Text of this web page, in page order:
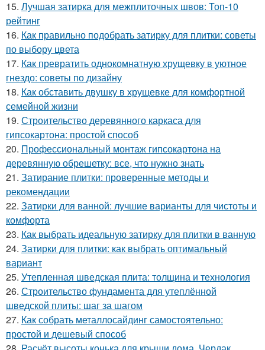
15. Лучшая затирка для межплиточных швов: Топ-10
рейтинг
16. Как правильно подобрать затирку для плитки: советы
по выбору цвета
17. Как превратить однокомнатную хрущевку в уютное
гнездо: советы по дизайну
18. Как обставить двушку в хрущевке для комфортной
семейной жизни
19. Строительство деревянного каркаса для
гипсокартона: простой способ
20. Профессиональный монтаж гипсокартона на
деревянную обрешетку: все, что нужно знать
21. Затирание плитки: проверенные методы и
рекомендации
22. Затирки для ванной: лучшие варианты для чистоты и
комфорта
23. Как выбрать идеальную затирку для плитки в ванную
24. Затирки для плитки: как выбрать оптимальный
вариант
25. Утепленная шведская плита: толщина и технология
26. Строительство фундамента для утеплённой
шведской плиты: шаг за шагом
27. Как собрать металлосайдинг самостоятельно:
простой и дешевый способ